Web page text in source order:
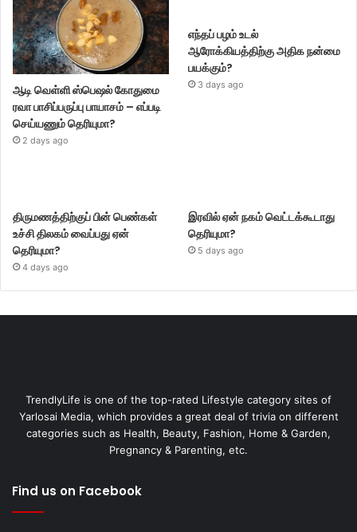
ஆடி வெள்ளி ஸ்பெஷல் கோதுமை
ரவா பாசிப்பருப்பு பாயாசம் – எப்படி
செய்யணும் தெரியுமா?
2 days ago
எந்தப் பழம் உடல்
ஆரோக்கியத்திற்கு அதிக நன்மை
பயக்கும்?
3 days ago
திருமணத்திற்குப் பின் பெண்கள்
உச்சி திலகம் வைப்பது ஏன்
தெரியுமா?
4 days ago
இரவில் ஏன் நகம் வெட்டக்கூடாது
தெரியுமா?
5 days ago
TrendlyLife is one of the top-rated Lifestyle category sites of
Yarlosai Media, which provides a great deal of trivia on different
categories such as Health, Beauty, Fashion, Home & Garden,
Pregnancy & Parenting, etc.
Find us on Facebook